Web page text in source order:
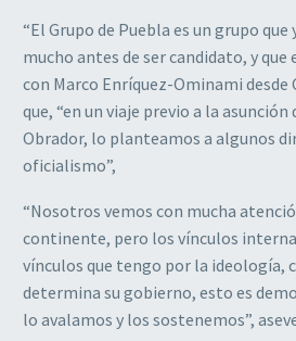
“El Grupo de Puebla es un grupo
mucho antes de ser candidato, y
con Marco Enríquez-Ominami desde
que, “en un viaje previo a la
Obrador, lo planteamos a algunos
oficialismo”,
“Nosotros vemos con mucha
continente, pero los vínculos
vínculos que tengo por la ideología,
determina su gobierno, esto es
lo avalamos y los sostenemos”,